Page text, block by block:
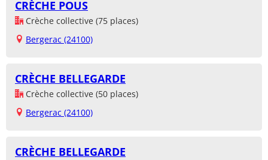
CRÈCHE POUS
Crèche collective (75 places)
Bergerac (24100)
CRÈCHE BELLEGARDE
Crèche collective (50 places)
Bergerac (24100)
CRÈCHE BELLEGARDE